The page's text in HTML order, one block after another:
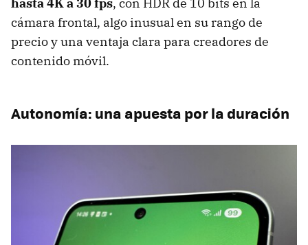
cámara frontal, algo inusual en su rango de
precio y una ventaja clara para creadores de
contenido móvil.
Autonomía: una apuesta por la duración